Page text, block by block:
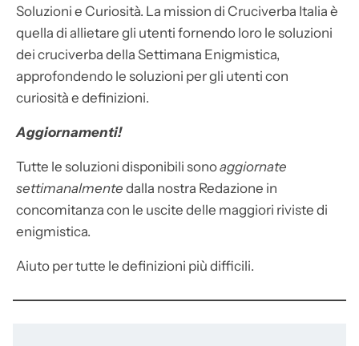
Soluzioni e Curiosità. La mission di Cruciverba Italia è
quella di allietare gli utenti fornendo loro le soluzioni
dei cruciverba della Settimana Enigmistica,
approfondendo le soluzioni per gli utenti con
curiosità e definizioni.
Aggiornamenti!
Tutte le soluzioni disponibili sonoaggiornate
settimanalmente dalla nostra Redazione in
concomitanza con le uscite delle maggiori riviste di
enigmistica.
Aiuto per tutte le definizioni più difficili.